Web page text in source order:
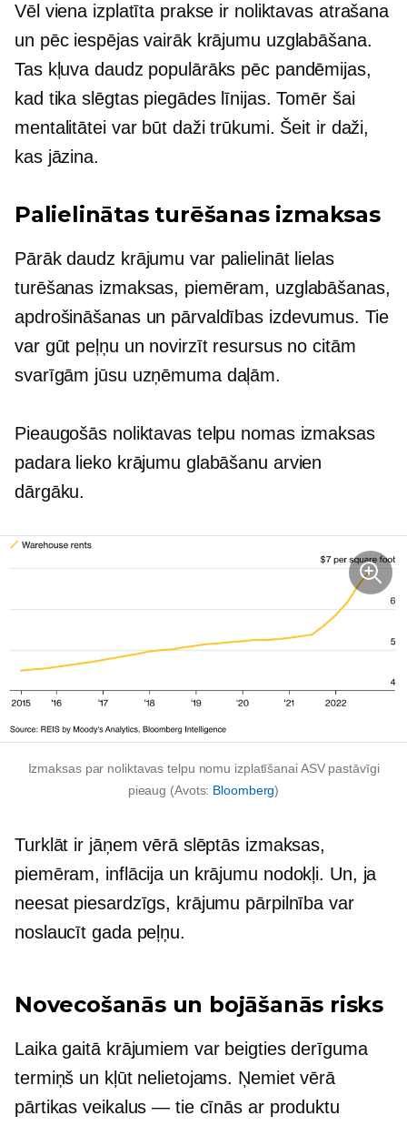
Vēl viena izplatīta prakse ir noliktavas atrašana
un pēc iespējas vairāk krājumu uzglabāšana.
Tas kļuva daudz populārāks pēc pandēmijas,
kad tika slēgtas piegādes līnijas. Tomēr šai
mentalitātei var būt daži trūkumi. Šeit ir daži,
kas jāzina.
Palielinātas turēšanas izmaksas
Pārāk daudz krājumu var palielināt lielas
turēšanas izmaksas, piemēram, uzglabāšanas,
apdrošināšanas un pārvaldības izdevumus. Tie
var gūt peļņu un novirzīt resursus no citām
svarīgām jūsu uzņēmuma daļām.
Pieaugošās noliktavas telpu nomas izmaksas
padara lieko krājumu glabāšanu arvien
dārgāku.
Izmaksas par noliktavas telpu nomu izplatīšanai ASV pastāvīgi
pieaug (Avots: Bloomberg)
Turklāt ir jāņem vērā slēptās izmaksas,
piemēram, inflācija un krājumu nodokļi. Un, ja
neesat piesardzīgs, krājumu pārpilnība var
noslaucīt gada peļņu.
Novecošanās un bojāšanās risks
Laika gaitā krājumiem var beigties derīguma
termiņš un kļūt nelietojams. Ņemiet vērā
pārtikas veikalus — tie cīnās ar produktu